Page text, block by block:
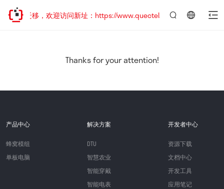
地址已迁移，欢迎访问新址：https://www.quectel.com.cn
Thanks for your attention!
产品中心
蜂窝模组
单板电脑
解决方案
DTU
智慧农业
智能穿戴
智能电表
开发者中心
资源下载
文档中心
开发工具
应用笔记